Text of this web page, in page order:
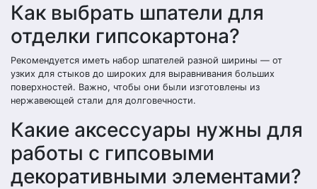
Как выбрать шпатели для
отделки гипсокартона?
Рекомендуется иметь набор шпателей разной ширины — от
узких для стыков до широких для выравнивания больших
поверхностей. Важно, чтобы они были изготовлены из
нержавеющей стали для долговечности.
Какие аксессуары нужны для
работы с гипсовыми
декоративными элементами?